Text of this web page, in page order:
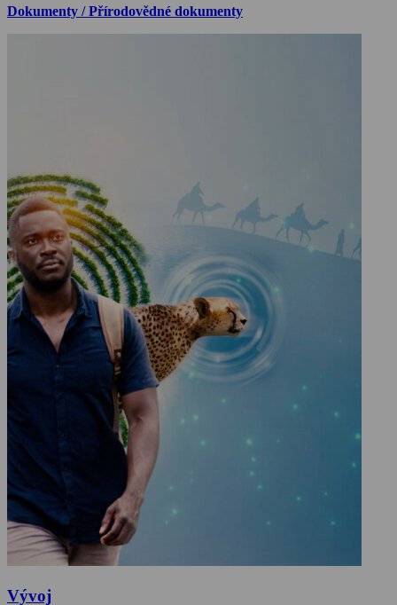
Dokumenty / Přírodovědné dokumenty
Vývoj